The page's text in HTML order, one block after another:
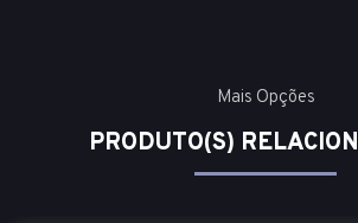
Mais Opções
PRODUTO(S)